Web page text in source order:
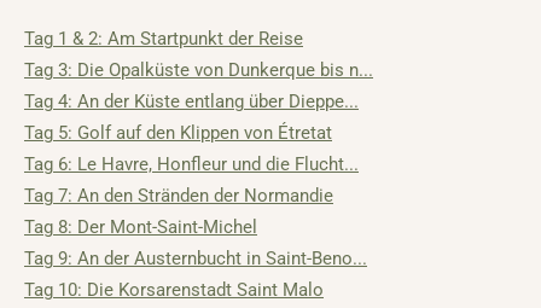
Tag 1 & 2: Am Startpunkt der Reise
Tag 3: Die Opalküste von Dunkerque bis n...
Tag 4: An der Küste entlang über Dieppe...
Tag 5: Golf auf den Klippen von Étretat
Tag 6: Le Havre, Honfleur und die Flucht...
Tag 7: An den Stränden der Normandie
Tag 8: Der Mont-Saint-Michel
Tag 9: An der Austernbucht in Saint-Beno...
Tag 10: Die Korsarenstadt Saint Malo